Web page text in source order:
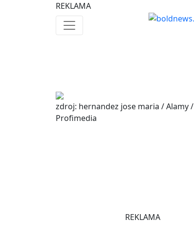
REKLAMA
zdroj: hernandez jose maria / Alamy /
Profimedia
REKLAMA